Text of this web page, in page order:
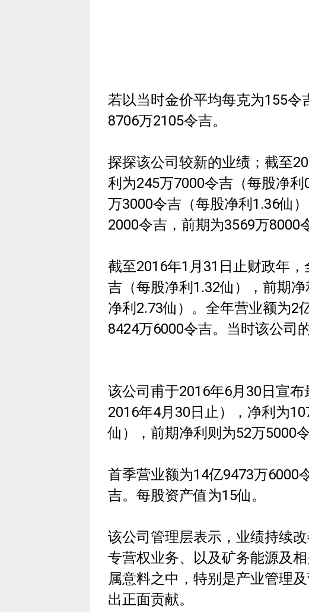
若以当时金价平均每克为155令
8706万2105令吉。
探探该公司较新的业绩；截至
利为245万7000令吉（每股净
万3000令吉（每股净利1.36仙
2000令吉，前期为3569万8000
截至2016年1月31日止财政年
吉（每股净利1.32仙），前期
净利2.73仙）。全年营业额为2
8424万6000令吉。当时该公司
该公司甫于2016年6月30日宣
2016年4月30日止），净利为
仙），前期净利则为52万5000
首季营业额为14亿9473万6000
吉。每股资产值为15仙。
该公司管理层表示，业绩持续
专营权业务、以及矿务能源及
属意料之中，特别是产业管理
出正面贡献。